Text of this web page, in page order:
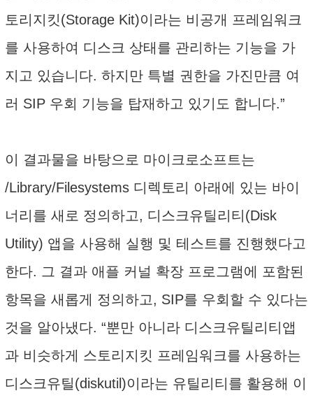
토리지킷(Storage Kit)이라는 비공개 프레임워크
를 사용하여 디스크 상태를 관리하는 기능을 가
지고 있습니다. 하지만 특별 권한을 가진만큼 여
러 SIP 우회 기능을 탑재하고 있기도 합니다.”
이 결과물을 바탕으로 마이크로소프트는
/Library/Filesystems 디렉토리 아래에 있는 바이
너리를 새로 정의하고, 디스크유틸리티(Disk
Utility) 앱을 사용해 실행 및 테스트를 진행했다고
한다. 그 결과 애플 커널 확장 프로그램에 포함된
항목을 새롭게 정의하고, SIP를 우회할 수 있다는
것을 알아냈다. “뿐만 아니라 디스크유틸리티앱
과 비슷하게 스토리지킷 프레임워크를 사용하는
디스크유틸(diskutil)이라는 유틸리티를 활용해 이